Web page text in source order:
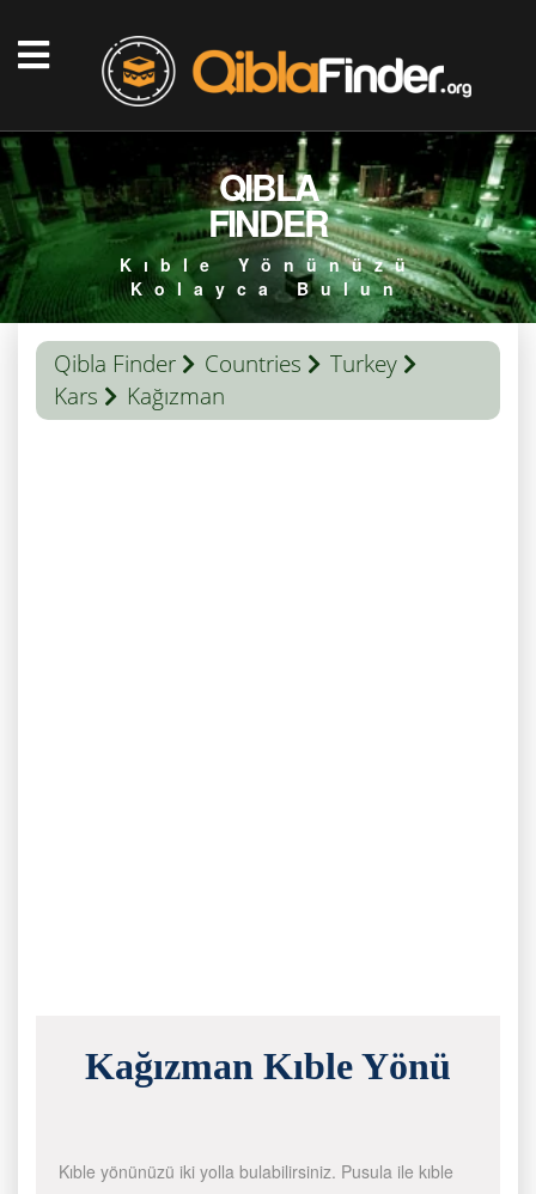
QIBLA
FINDER
Kıble Yönünüzü
Kolayca Bulun
Qibla Finder Countries
Turkey
Kars
Kağızman
Kağızman Kıble Yönü
Kıble yönünüzü iki yolla bulabilirsiniz. Pusula ile kıble